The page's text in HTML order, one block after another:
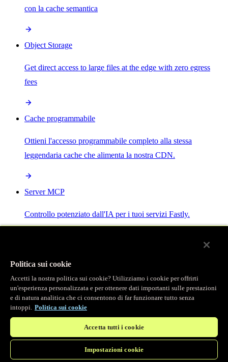
con la cache semantica
Object Storage
Get direct access to large files at the edge with zero egress
fees
Cache programmabile
Ottieni l'accesso programmabile completo alla stessa
leggendaria cache che alimenta la nostra CDN.
Server MCP
Controllo potenziato dall'IA per i tuoi servizi Fastly.
Main menu
/ Prodotti
Osservabilità
Logging in tempo reale
Politica sui cookie
Accetti la nostra politica sui cookie? Utilizziamo i cookie per offrirti
un'esperienza personalizzata e per ottenere dati importanti sulle prestazioni
e di natura analitica che ci consentono di far funzionare tutto senza
intoppi. Politica sui cookie
Accetta tutti i cookie
Impostazioni cookie